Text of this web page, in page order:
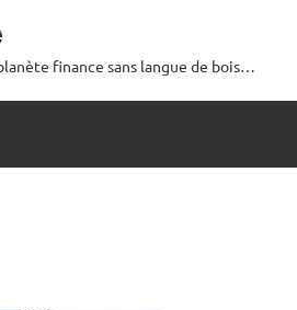
finance sans langue de bois…